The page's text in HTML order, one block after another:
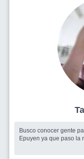
Busco conocer gente
Epuyen ya que paso la